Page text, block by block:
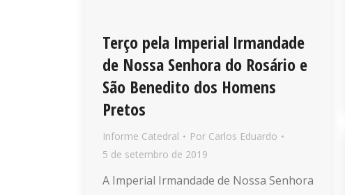
Terço pela Imperial Irmandade
de Nossa Senhora do Rosário e
São Benedito dos Homens
Pretos
Informe Catedral Por Carlos Eduardo
5 de setembro de 2019
A Imperial Irmandade de Nossa Senhora